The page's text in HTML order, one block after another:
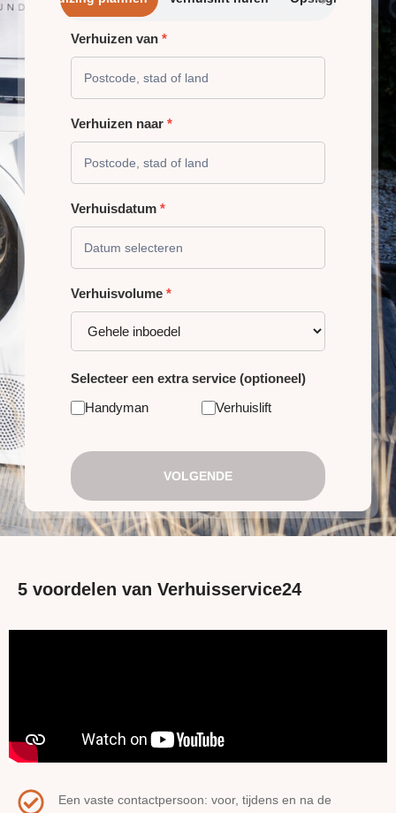
VERHUIZING
PLANNEN
Verhuizen van *
Verhuizen naar *
Verhuisdatum *
Verhuisvolume *
Selecteer een extra service (optioneel)
Handyman
Verhuislift
VOLGENDE
5 voordelen van Verhuisservice24
Een vaste contactpersoon: voor, tijdens en na de